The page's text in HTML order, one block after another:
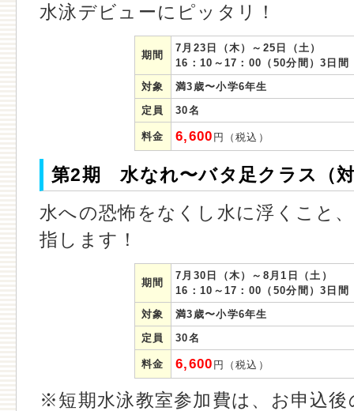
水泳デビューにピッタリ！
期間
7月23日（木）～25日（土）
16：10～17：00（50分間）3日間
対象
満3歳〜小学6年生
定員
30名
料金 6,600 円（税込）
第2期 水なれ〜バタ足クラス（
水への恐怖をなくし水に浮くこと
指します！
期間
7月30日（木）～8月1日（土）
16：10～17：00（50分間）3日間
対象
満3歳〜小学6年生
定員
30名
料金 6,600 円（税込）
※短期水泳教室参加費は、お申込